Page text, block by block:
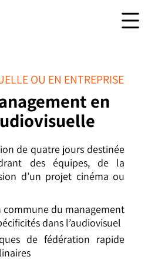
OU EN ENTREPRISE
en
de quatre jours destinée
des équipes, de la
d’un projet cinéma ou
du management
dans l’audiovisuel
de fédération rapide